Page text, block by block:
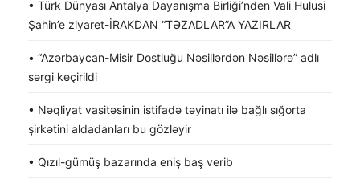
• Türk Dünyası Antalya Dayanışma Birliği’nden Vali Hulusi
Şahin’e ziyaret-İRAKDAN “TƏZADLAR”A YAZIRLAR
• “Azərbaycan-Misir Dostluğu Nəsillərdən Nəsillərə” adlı
sərgi keçirildi
• Nəqliyat vasitəsinin istifadə təyinatı ilə bağlı sığorta
şirkətini aldadanları bu gözləyir
• Qızıl-gümüş bazarında eniş baş verib